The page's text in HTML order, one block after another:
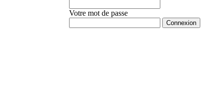
Votre mot de passe